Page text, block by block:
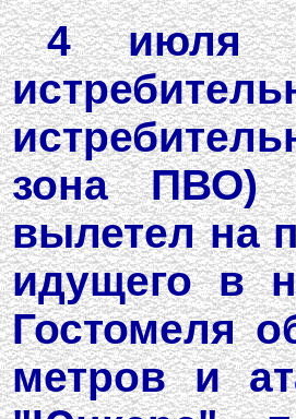
4 июля
зона ПВО)
вылетел на
идущего в
Гостомеля
метров и